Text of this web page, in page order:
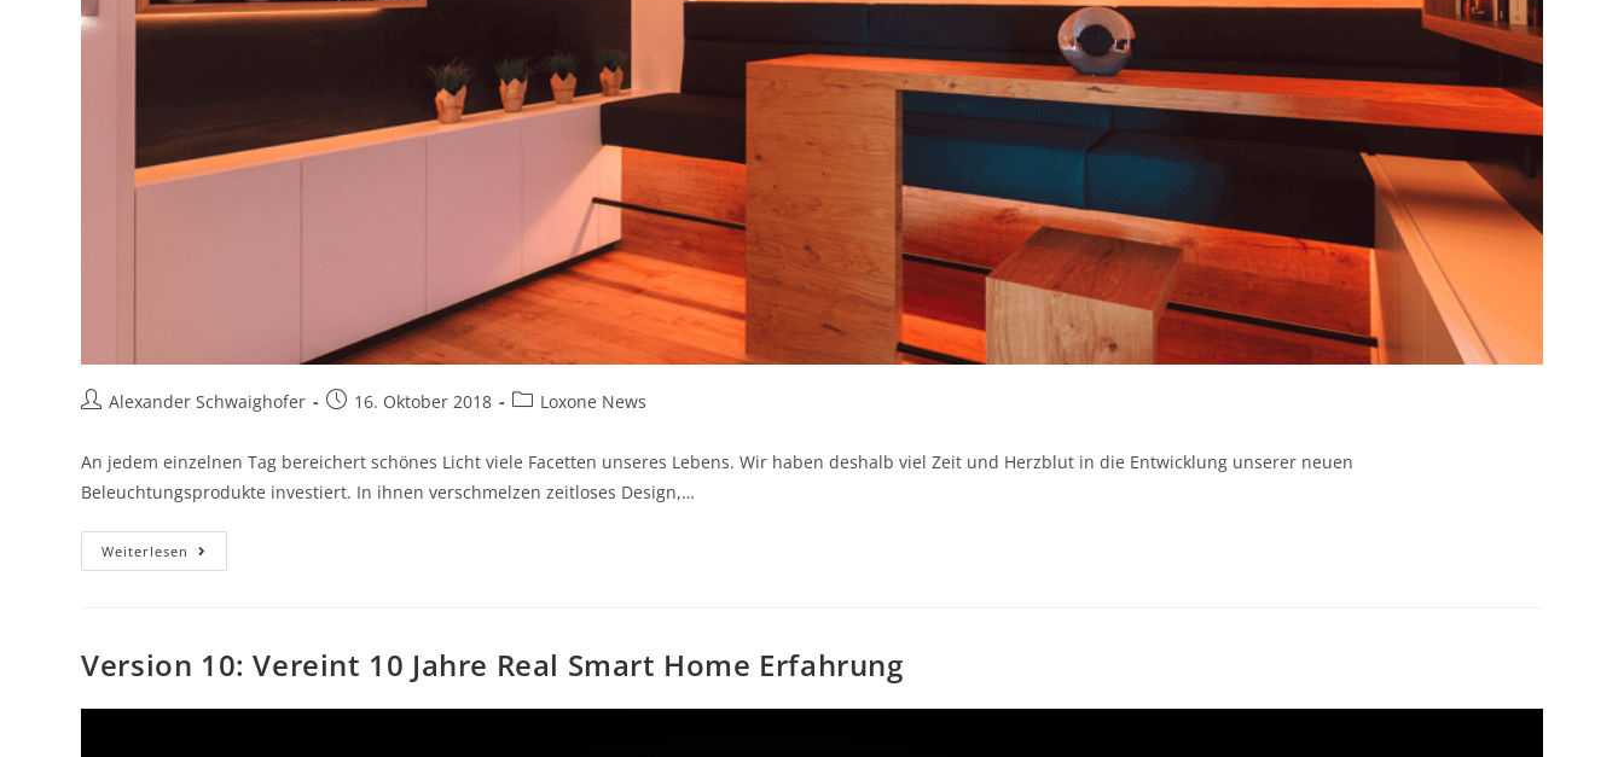
Alexander Schwaighofer 16. Oktober 2018 Loxone News
An jedem einzelnen Tag bereichert schönes Licht viele Facetten unseres Lebens. Wir haben deshalb viel Zeit und Herzblut in die Entwicklung unserer neuen
Beleuchtungsprodukte investiert. In ihnen verschmelzen zeitloses Design,…
Weiterlesen
Version 10: Vereint 10 Jahre Real Smart Home Erfahrung